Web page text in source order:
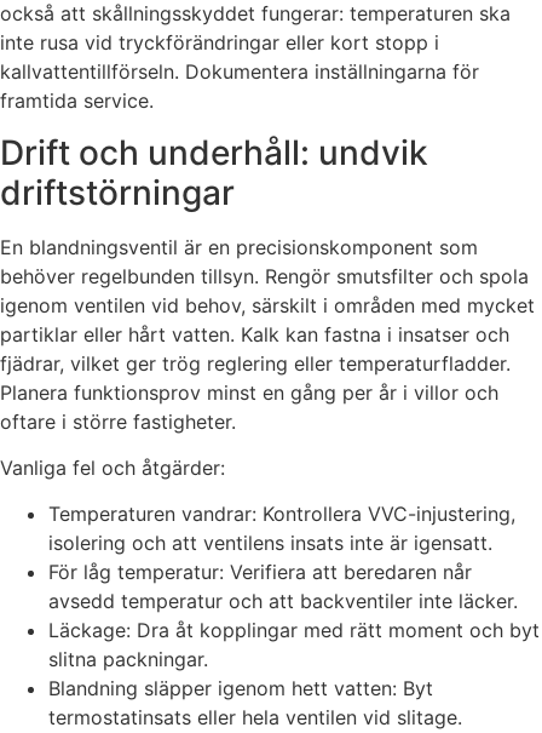
också att skållningsskyddet fungerar: temperaturen ska
inte rusa vid tryckförändringar eller kort stopp i
kallvattentillförseln. Dokumentera inställningarna för
framtida service.
Drift och underhåll: undvik
driftstörningar
En blandningsventil är en precisionskomponent som
behöver regelbunden tillsyn. Rengör smutsfilter och spola
igenom ventilen vid behov, särskilt i områden med mycket
partiklar eller hårt vatten. Kalk kan fastna i insatser och
fjädrar, vilket ger trög reglering eller temperaturfladder.
Planera funktionsprov minst en gång per år i villor och
oftare i större fastigheter.
Vanliga fel och åtgärder:
Temperaturen vandrar: Kontrollera VVC-injustering,
isolering och att ventilens insats inte är igensatt.
För låg temperatur: Verifiera att beredaren når
avsedd temperatur och att backventiler inte läcker.
Läckage: Dra åt kopplingar med rätt moment och byt
slitna packningar.
Blandning släpper igenom hett vatten: Byt
termostatinsats eller hela ventilen vid slitage.